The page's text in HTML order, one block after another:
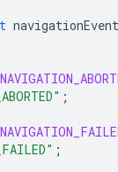
navigationEvent
;
;